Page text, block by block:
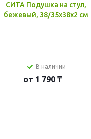
СИТА Подушка на стул,
бежевый, 38/35x38x2 см
В наличии
от 1 790 ₸